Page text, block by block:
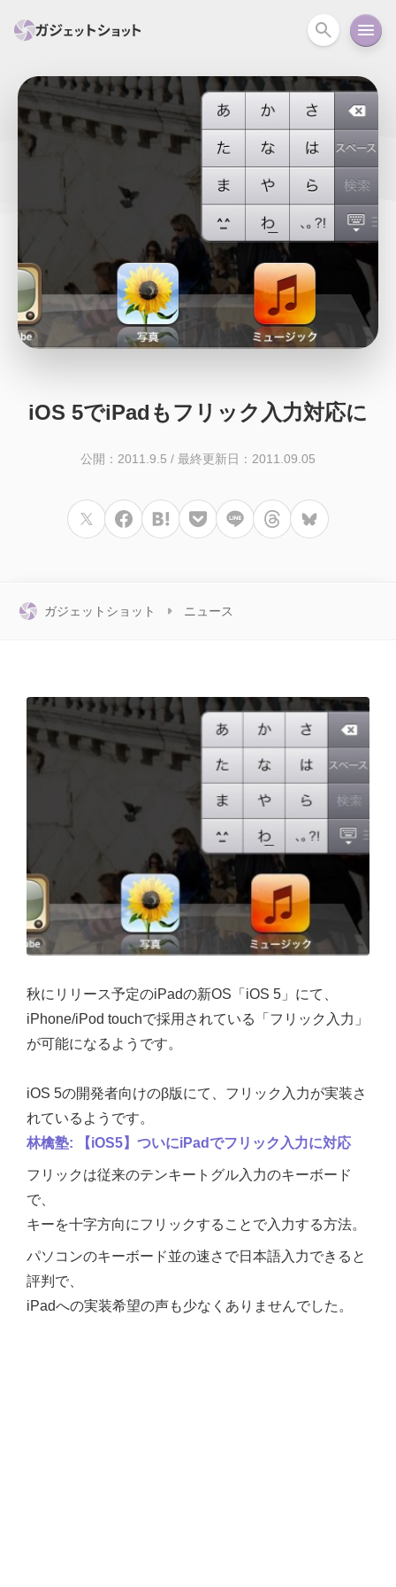
すべて スマホ
スマートホーム アクションカメラ カメラ
Mac Android コラム
ニュース オーディオ 周辺機器
iOS 5でiPadもフリック入力対応に
公開：2011.9.5 / 最終更新日：2011.09.05
ガジェットショット ニュース
秋にリリース予定のiPadの新OS「iOS 5」にて、
iPhone/iPod touchで採用されている「フリック入力」
が可能になるようです。
iOS 5の開発者向けのβ版にて、フリック入力が実装さ
れているようです。
林檎塾: 【iOS5】ついにiPadでフリック入力に対応
フリックは従来のテンキートグル入力のキーボード
で、
キーを十字方向にフリックすることで入力する方法。
パソコンのキーボード並の速さで日本語入力できると
評判で、
iPadへの実装希望の声も少なくありませんでした。